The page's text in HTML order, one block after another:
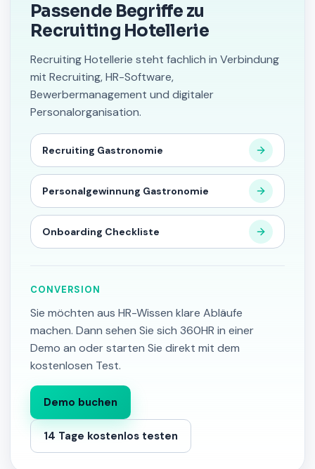
Passende Begriffe zu
Recruiting Hotellerie
Recruiting Hotellerie steht fachlich in Verbindung
mit Recruiting, HR-Software,
Bewerbermanagement und digitaler
Personalorganisation.
Recruiting Gastronomie
Personalgewinnung Gastronomie
Onboarding Checkliste
CONVERSION
Sie möchten aus HR-Wissen klare Abläufe
machen. Dann sehen Sie sich 360HR in einer
Demo an oder starten Sie direkt mit dem
kostenlosen Test.
Demo buchen
14 Tage kostenlos testen